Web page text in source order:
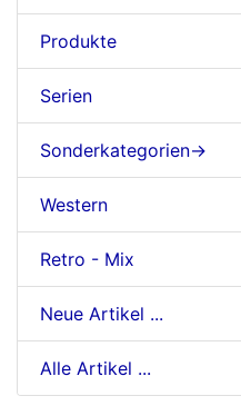
Produkte
Serien
Sonderkategorien->
Western
Retro - Mix
Neue Artikel ...
Alle Artikel ...